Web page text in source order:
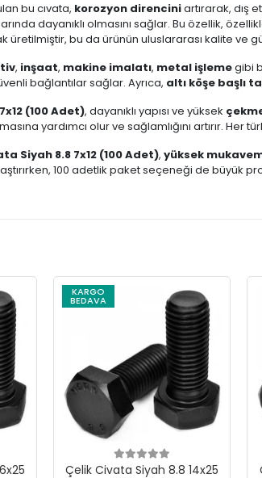
bu cıvata, korozyon direnciniartırarak, dış
dayanıklı olmasını sağlar. Bu özellik,
üretilmiştir, bu da ürünün uluslararası kalite ve
, inşaat, makine imalatı, metal işlemegibi
bağlantılar sağlar. Ayrıca, altı köşe başlı
(100 Adet), dayanıklı yapısı ve yüksek
yardımcı olur ve sağlamlığını artırır.
Siyah 8.8 7x12 (100 Adet), yüksek
100 adetlik paket seçeneği de büyük
KARGO
BEDAVA
Çelik Civata Siyah 8.8 14x25